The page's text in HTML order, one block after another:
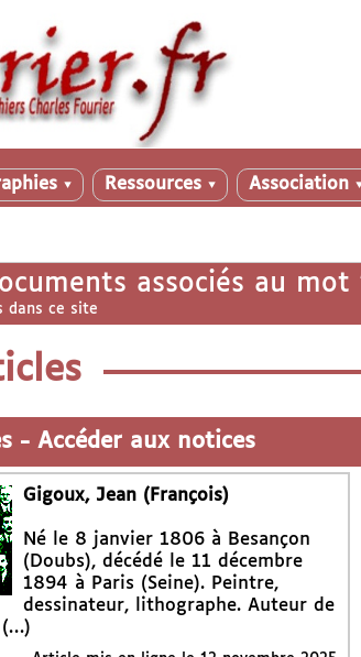
▼ Ressources ▼ Association
associés au mot
dans ce site
- Accéder aux notices
Gigoux, Jean (François)
Né le 8 janvier 1806 à Besançon
(Doubs), décédé le 11 décembre
1894 à Paris (Seine). Peintre,
dessinateur, lithographe. Auteur de
(…)